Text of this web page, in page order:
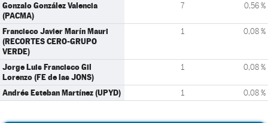
Gonzalo González Valencia
(PACMA)
7 0,56 %
Francisco Javier Marín Mauri
(RECORTES CERO-GRUPO
VERDE)
1 0,08 %
Jorge Luis Francisco Gil
Lorenzo (FE de las JONS)
1 0,08 %
Andrés Esteban Martínez (UPYD) 1 0,08 %